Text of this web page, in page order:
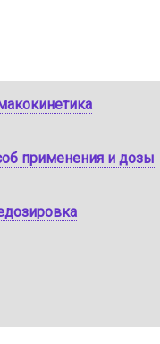
применения и дозы